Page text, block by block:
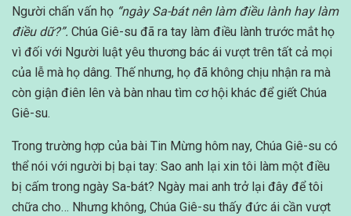
Người chấn vấn họ “ngày Sa-bát nên làm điều lành hay làm
điều dữ?”. Chúa Giê-su đã ra tay làm điều lành trước mắt họ
vì đối với Người luật yêu thương bác ái vượt trên tất cả mọi
của lễ mà họ dâng. Thế nhưng, họ đã không chịu nhận ra mà
còn giận điên lên và bàn nhau tìm cơ hội khác để giết Chúa
Giê-su.
Trong trường hợp của bài Tin Mừng hôm nay, Chúa Giê-su có
thể nói với người bị bại tay: Sao anh lại xin tôi làm một điều
bị cấm trong ngày Sa-bát? Ngày mai anh trở lại đây để tôi
chữa cho… Nhưng không, Chúa Giê-su thấy đức ái cần vượt